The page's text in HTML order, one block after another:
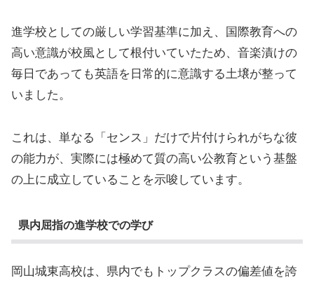
進学校としての厳しい学習基準に加え、国際教育への
高い意識が校風として根付いていたため、音楽漬けの
毎日であっても英語を日常的に意識する土壌が整って
いました。
これは、単なる「センス」だけで片付けられがちな彼
の能力が、実際には極めて質の高い公教育という基盤
の上に成立していることを示唆しています。
県内屈指の進学校での学び
岡山城東高校は、県内でもトップクラスの偏差値を誇